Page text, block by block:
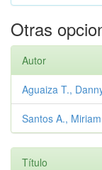
Otras
Autor
Aguaiza T.,
Santos A.,
Título